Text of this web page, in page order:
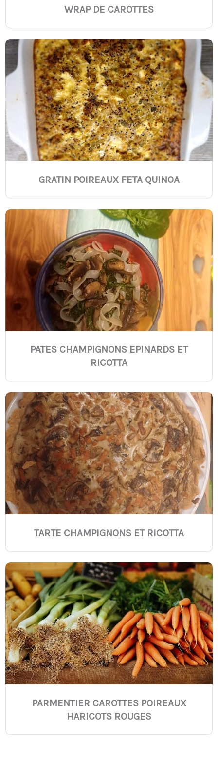
WRAP DE CAROTTES
GRATIN POIREAUX FETA QUINOA
PATES CHAMPIGNONS EPINARDS ET
RICOTTA
TARTE CHAMPIGNONS ET RICOTTA
PARMENTIER CAROTTES POIREAUX
HARICOTS ROUGES